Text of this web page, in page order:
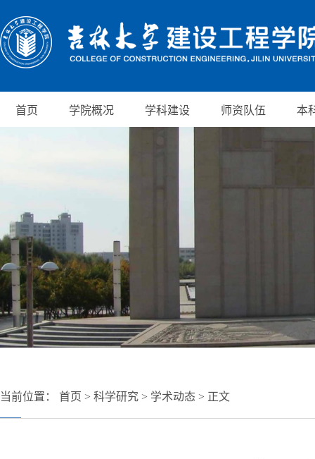
首页 学院概况 学科建设 师资队伍 本
当前位置： 首页 > 科学研究 > 学术动态 > 正文